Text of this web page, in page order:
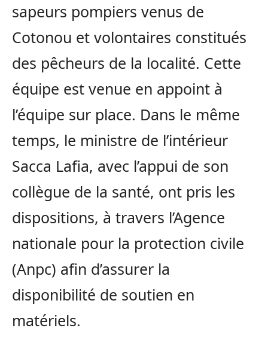
sapeurs pompiers venus de
Cotonou et volontaires constitués
des pêcheurs de la localité. Cette
équipe est venue en appoint à
l’équipe sur place. Dans le même
temps, le ministre de l’intérieur
Sacca Lafia, avec l’appui de son
collègue de la santé, ont pris les
dispositions, à travers l’Agence
nationale pour la protection civile
(Anpc) afin d’assurer la
disponibilité de soutien en
matériels.